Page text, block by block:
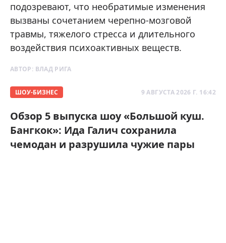
подозревают, что необратимые изменения
вызваны сочетанием черепно-мозговой
травмы, тяжелого стресса и длительного
воздействия психоактивных веществ.
АВТОР: ВЛАД РИГА
ШОУ-БИЗНЕС 9 АВГУСТА 2026 Г. 16:42
Обзор 5 выпуска шоу «Большой куш.
Бангкок»: Ида Галич сохранила
чемодан и разрушила чужие пары